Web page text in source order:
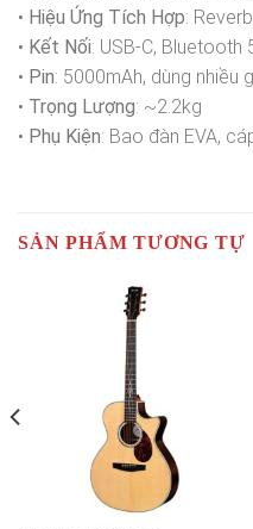
• Hiệu Ứng Tích Hợp:
• Kết Nối: USB-C, Bluetooth
• Pin: 5000mAh, dùng nhiều
• Trọng Lượng: ~2.2kg
• Phụ Kiện: Bao đàn EVA,
SẢN PHẨM TƯƠNG TỰ